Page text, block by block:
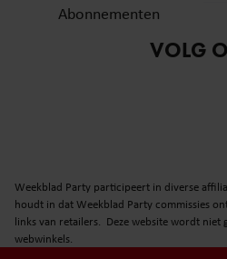
gebruiken.Abonnementen
VOLG
Weekblad Party participeert in diverse
houdt in dat Weekblad Party commissies
links van retailers. Deze website wordt niet
webwinkels.